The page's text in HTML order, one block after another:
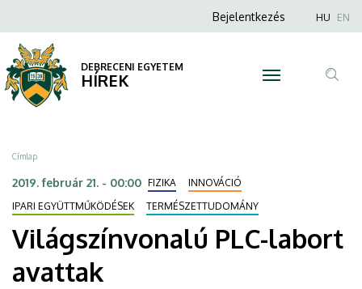
PLC-
labort
avattak
DEBRECENI
EGYETEM
a
tartalomra
Anonim
menüje
Bejelentkezés HU EN
DEBRECENI EGYETEM
HÍREK
Morzsa
Címlap
2019. február 21. - 00:00 FIZIKA
INNOVÁCIÓ
IPARI EGYÜTTMŰKÖDÉSEK
TERMÉSZETTUDOMÁNY
Világszínvonalú PLC-labort
avattak